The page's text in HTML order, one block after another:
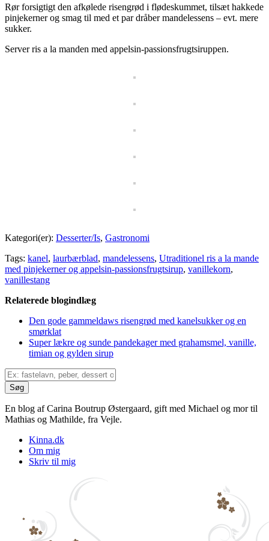
Rør forsigtigt den afkølede risengrød i flødeskummet, tilsæt hakkede
pinjekerner og smag til med et par dråber mandelessens – evt. mere
sukker.
Server ris a la manden med appelsin-passionsfrugtsiruppen.
Kategori(er): Desserter/Is, Gastronomi
Tags: kanel, laurbærblad, mandelessens, Utraditionel ris a la mande
med pinjekerner og appelsin-passionsfrugtsirup, vanillekorn,
vanillestang
Relaterede blogindlæg
Den gode gammeldaws risengrød med kanelsukker og en
smørklat
Super lækre og sunde pandekager med grahamsmel, vanille,
timian og gylden sirup
En blog af Carina Boutrup Østergaard, gift med Michael og mor til
Mathias og Mathilde, fra Vejle.
Kinna.dk
Om mig
Skriv til mig